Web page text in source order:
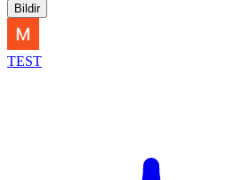
Bildir
TEST